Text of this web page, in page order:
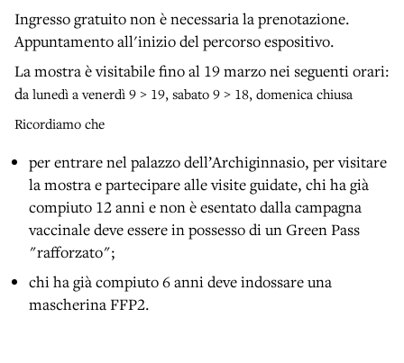
Ingresso gratuito non è necessaria la prenotazione.
Appuntamento all'inizio del percorso espositivo.
La mostra è visitabile fino al 19 marzo nei seguenti orari:
da lunedì a venerdì 9 > 19, sabato 9 > 18, domenica chiusa
Ricordiamo che
per entrare nel palazzo dell’Archiginnasio, per visitare
la mostra e partecipare alle visite guidate, chi ha già
compiuto 12 anni e non è esentato dalla campagna
vaccinale deve essere in possesso di un Green Pass
"rafforzato";
chi ha già compiuto 6 anni deve indossare una
mascherina FFP2.